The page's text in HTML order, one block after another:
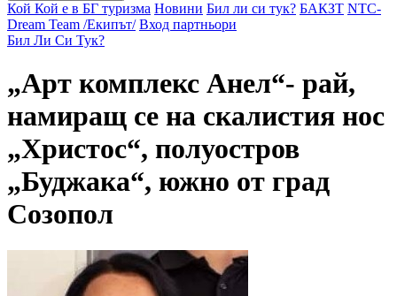
Кой Кой е в БГ туризма Новини Бил ли си тук? БАКЗТ NTC-
Dream Team /Екипът/ Вход партньори
Бил Ли Си Тук?
„Арт комплекс Анел“- рай,
намиращ се на скалистия нос
„Христос“, полуостров
„Буджака“, южно от град
Созопол